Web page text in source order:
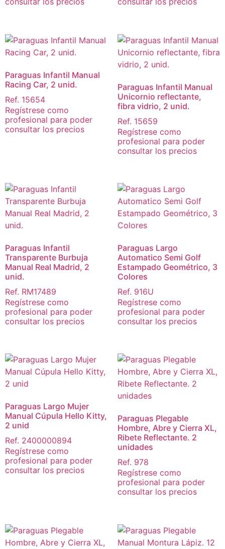
Paraguas Infantil Manual
Racing Car, 2 unid.
Ref. 15654
Regístrese como
profesional para poder
consultar los precios
Paraguas Infantil Manual
Unicornio reflectante,
fibra vidrio, 2 unid.
Ref. 15659
Regístrese como
profesional para poder
consultar los precios
Paraguas Infantil
Transparente Burbuja
Manual Real Madrid, 2
unid.
Ref. RM17489
Regístrese como
profesional para poder
consultar los precios
Paraguas Largo
Automatico Semi Golf
Estampado Geométrico, 3
Colores
Ref. 916U
Regístrese como
profesional para poder
consultar los precios
Paraguas Largo Mujer
Manual Cúpula Hello Kitty,
2 unid
Ref. 2400000894
Regístrese como
profesional para poder
consultar los precios
Paraguas Plegable
Hombre, Abre y Cierra XL,
Ribete Reflectante. 2
unidades
Ref. 978
Regístrese como
profesional para poder
consultar los precios